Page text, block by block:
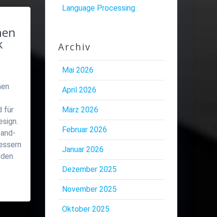
für
Language Processing
Archiv
Mai 2026
April 2026
März 2026
Februar 2026
Januar 2026
Dezember 2025
November 2025
Oktober 2025